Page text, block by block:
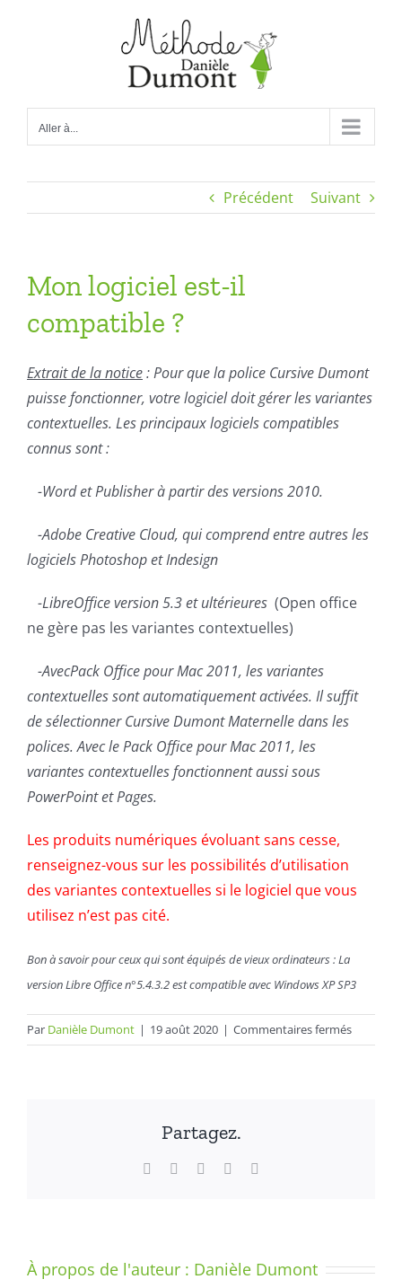
Aller à...
Précédent Suivant
Mon logiciel est-il
compatible ?
Extrait de la notice: Pour que la police Cursive Dumont
puisse fonctionner, votre logiciel doit gérer les variantes
contextuelles. Les principaux logiciels compatibles
connus sont :
-Word et Publisher à partir des versions 2010.
-Adobe Creative Cloud, qui comprend entre autres les
logiciels Photoshop et Indesign
-LibreOffice version 5.3 et ultérieures (Open office
ne gère pas les variantes contextuelles)
-AvecPack Office pour Mac 2011, les variantes
contextuelles sont automatiquement activées. Il suffit
de sélectionner Cursive Dumont Maternelle dans les
polices. Avec le Pack Office pour Mac 2011, les
variantes contextuelles fonctionnent aussi sous
PowerPoint et Pages.
Les produits numériques évoluant sans cesse,
renseignez-vous sur les possibilités d’utilisation
des variantes contextuelles si le logiciel que vous
utilisez n’est pas cité.
Bon à savoir pour ceux qui sont équipés de vieux ordinateurs : La
version Libre Office n°5.4.3.2 est compatible avec Windows XP SP3
Par Danièle Dumont | 19 août 2020 | Commentaires ferméssur
Mon
Partagez.
Facebook LinkedInWhatsApp
À propos de l'auteur : Danièle Dumont